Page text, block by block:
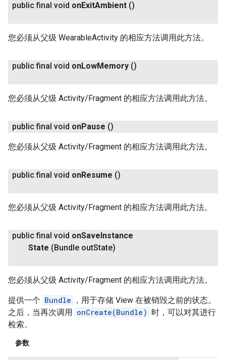
public final void onExitAmbient ()
您必须从父级 WearableActivity 的相应方法调用此方法。
public final void onLowMemory ()
您必须从父级 Activity/Fragment 的相应方法调用此方法。
public final void onPause ()
您必须从父级 Activity/Fragment 的相应方法调用此方法。
public final void onResume ()
您必须从父级 Activity/Fragment 的相应方法调用此方法。
public final void onSave Instance
State (Bundle outState)
您必须从父级 Activity/Fragment 的相应方法调用此方法。
提供一个 Bundle
，用于存储 View 在被销毁之前的状态。
之后，当再次调用
onCreate(Bundle) 时，可以对其进行
检索。
参数